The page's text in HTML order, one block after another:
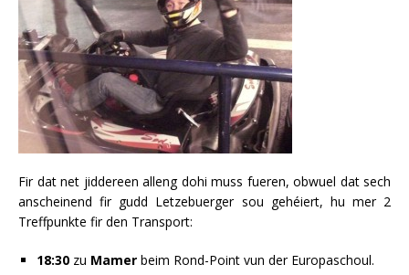
Fir dat net jiddereen alleng dohi muss fueren, obwuel dat sech
anscheinend fir gudd Letzebuerger sou gehéiert, hu mer 2
Treffpunkte fir den Transport:
18:30 zu Mamer beim Rond-Point vun der Europaschoul.